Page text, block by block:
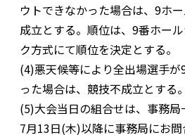
ウトできなかった場合は、9ホ
成立とする。順位は、9番ホー
ク方式にて順位を決定とする。
(4)悪天候等により全出場選手
った場合は、競技不成立とする。
(5)大会当日の組合せは、事務局
7月13日(木)以降に事務局にお問